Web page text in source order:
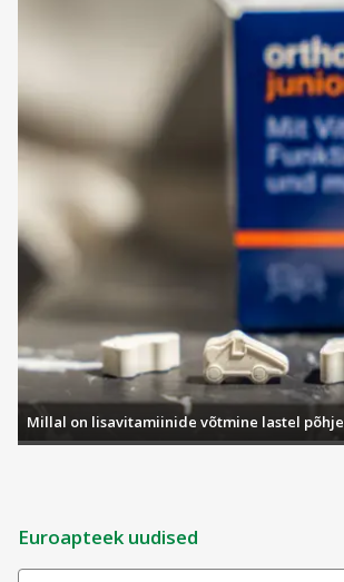
Millal on lisavitamiinide võtmine lastel
Euroapteek uudised